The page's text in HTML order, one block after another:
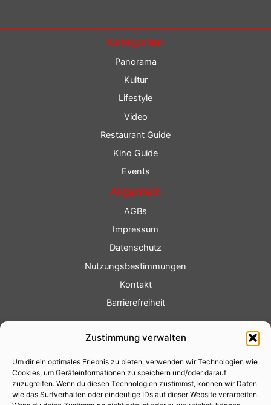
Zustimmung verwalten
Um dir ein optimales Erlebnis zu bieten, verwenden wir Technologien wie
Cookies, um Geräteinformationen zu speichern und/oder darauf
zuzugreifen. Wenn du diesen Technologien zustimmst, können wir Daten
wie das Surfverhalten oder eindeutige IDs auf dieser Website verarbeiten.
Kategorien
Panorama
Kultur
Lifestyle
Video
Restaurant Guide
Kino Guide
Events
Allgemein
AGBs
Impressum
Datenschutz
Nutzungsbestimmungen
Kontakt
Barrierefreiheit
Fotoservice
Videoservice
Werbung
Contenterstellung